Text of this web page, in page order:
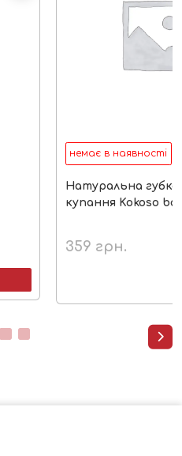
немає в наявності
Натуральна губка
купання Kokoso
359 грн.
